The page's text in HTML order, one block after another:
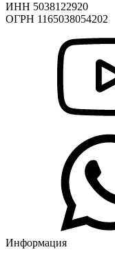
ИНН 5038122920
ОГРН 1165038054202
Информация